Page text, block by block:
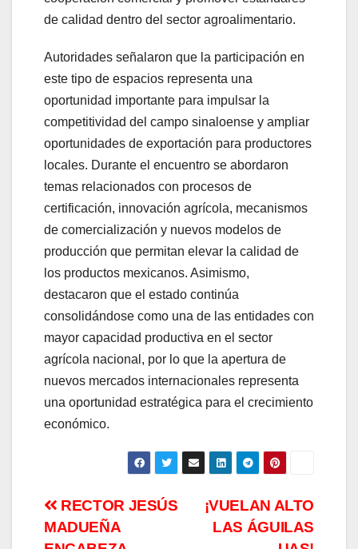
de calidad dentro del sector agroalimentario.
Autoridades señalaron que la participación en
este tipo de espacios representa una
oportunidad importante para impulsar la
competitividad del campo sinaloense y ampliar
oportunidades de exportación para productores
locales. Durante el encuentro se abordaron
temas relacionados con procesos de
certificación, innovación agrícola, mecanismos
de comercialización y nuevos modelos de
producción que permitan elevar la calidad de
los productos mexicanos. Asimismo,
destacaron que el estado continúa
consolidándose como una de las entidades con
mayor capacidad productiva en el sector
agrícola nacional, por lo que la apertura de
nuevos mercados internacionales representa
una oportunidad estratégica para el crecimiento
económico.
Navegación
¡VUELAN ALTO
LAS ÁGUILAS
RECTOR JESÚS
MADUEÑA